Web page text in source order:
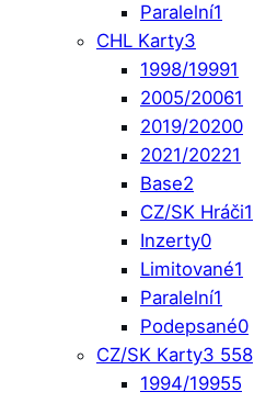
Paralelní1
CHL Karty3
1998/19991
2005/20061
2019/20200
2021/20221
Base2
CZ/SK Hráči1
Inzerty0
Limitované1
Paralelní1
Podepsané0
CZ/SK Karty3 558
1994/19955